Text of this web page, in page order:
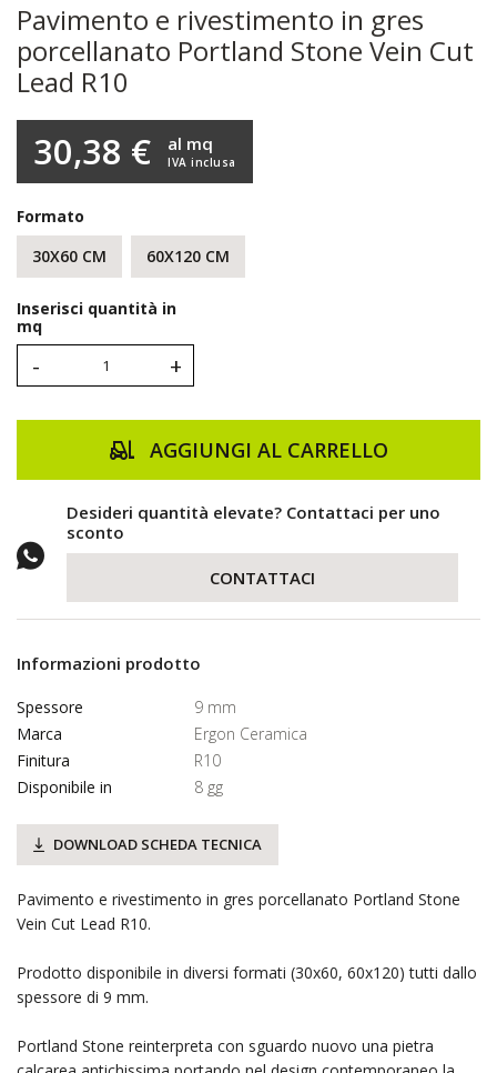
Pavimento e rivestimento in gres
porcellanato Portland Stone Vein Cut
Lead R10
30,38 € IVA inclusa
al mq
Formato
30X60 CM
60X120 CM
Inserisci quantità in
mq
- +
AGGIUNGI AL CARRELLO
Desideri quantità elevate? Contattaci per uno
sconto
CONTATTACI
Informazioni prodotto
Spessore
9 mm
Marca
Ergon Ceramica
Finitura
R10
Disponibile in
8 gg
DOWNLOAD SCHEDA TECNICA
Pavimento e rivestimento in gres porcellanato Portland Stone
Vein Cut Lead R10.
Prodotto disponibile in diversi formati (30x60, 60x120) tutti dallo
spessore di 9 mm.
Portland Stone reinterpreta con sguardo nuovo una pietra